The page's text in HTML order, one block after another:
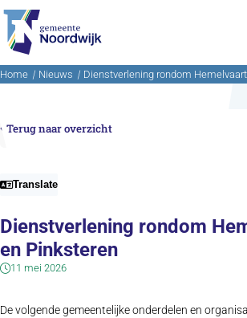
Ga naar de inhoud
Home Nieuws Dienstverlening rondom
Terug naar overzicht
Translate
Dienstverlening rondom
en Pinksteren
11 mei 2026
De volgende gemeentelijke onderdelen en